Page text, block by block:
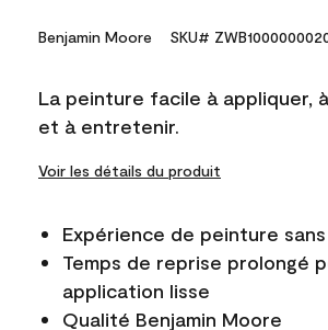
Benjamin Moore SKU#
La peinture facile à appliquer,
et à entretenir.
Voir les détails du produit
Expérience de peinture
Temps de reprise prolongé
application lisse
Qualité Benjamin Moore